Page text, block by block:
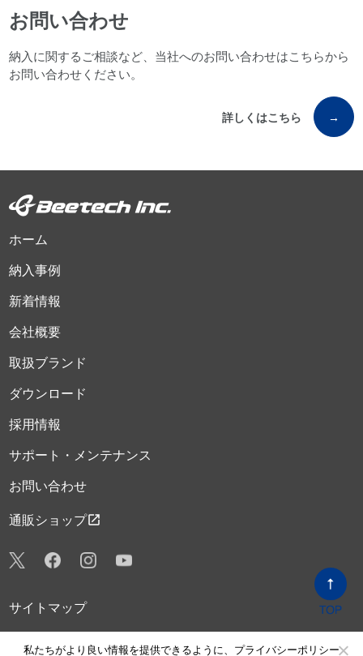
お問い合わせ
納入に関するご相談など、当社へのお問い合わせはこちらから
お問い合わせください。
詳しくはこちら →
ホーム
納入事例
新着情報
会社概要
取扱ブランド
ダウンロード
採用情報
サポート・メンテナンス
お問い合わせ
通販ショップopen_in_new
サイトマップ
私たちがより良い情報を提供できるように、プライバシーポリシー